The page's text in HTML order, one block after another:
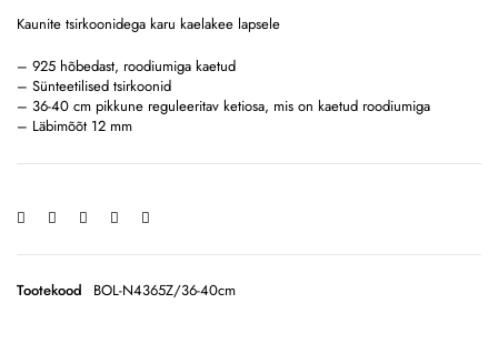
Kaunite tsirkoonidega karu kaelakee lapsele
– 925 hõbedast, roodiumiga kaetud
– Sünteetilised tsirkoonid
– 36-40 cm pikkune reguleeritav ketiosa, mis on kaetud roodiumiga
– Läbimõõt 12 mm
Tootekood BOL-N4365Z/36-40cm